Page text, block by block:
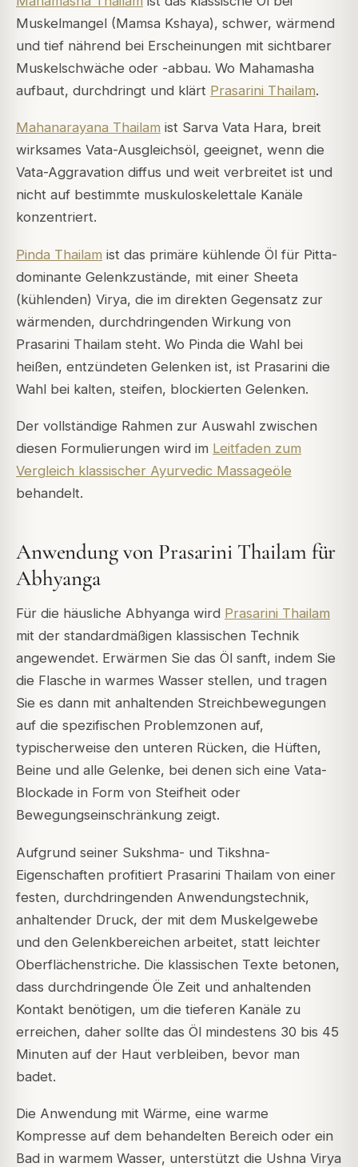
Muskelmangel (Mamsa Kshaya), schwer, wärmend
und tief nährend bei Erscheinungen mit sichtbarer
Muskelschwäche oder -abbau. Wo Mahamasha
aufbaut, durchdringt und klärt Prasarini Thailam.
Mahanarayana Thailam ist Sarva Vata Hara, breit
wirksames Vata-Ausgleichsöl, geeignet, wenn die
Vata-Aggravation diffus und weit verbreitet ist und
nicht auf bestimmte muskuloskelettale Kanäle
konzentriert.
Pinda Thailam ist das primäre kühlende Öl für Pitta-
dominante Gelenkzustände, mit einer Sheeta
(kühlenden) Virya, die im direkten Gegensatz zur
wärmenden, durchdringenden Wirkung von
Prasarini Thailam steht. Wo Pinda die Wahl bei
heißen, entzündeten Gelenken ist, ist Prasarini die
Wahl bei kalten, steifen, blockierten Gelenken.
Der vollständige Rahmen zur Auswahl zwischen
diesen Formulierungen wird im Leitfaden zum
Vergleich klassischer Ayurvedic Massageöle
behandelt.
Anwendung von Prasarini Thailam für
Abhyanga
Für die häusliche Abhyanga wird Prasarini Thailam
mit der standardmäßigen klassischen Technik
angewendet. Erwärmen Sie das Öl sanft, indem Sie
die Flasche in warmes Wasser stellen, und tragen
Sie es dann mit anhaltenden Streichbewegungen
auf die spezifischen Problemzonen auf,
typischerweise den unteren Rücken, die Hüften,
Beine und alle Gelenke, bei denen sich eine Vata-
Blockade in Form von Steifheit oder
Bewegungseinschränkung zeigt.
Aufgrund seiner Sukshma- und Tikshna-
Eigenschaften profitiert Prasarini Thailam von einer
festen, durchdringenden Anwendungstechnik,
anhaltender Druck, der mit dem Muskelgewebe
und den Gelenkbereichen arbeitet, statt leichter
Oberflächenstriche. Die klassischen Texte betonen,
dass durchdringende Öle Zeit und anhaltenden
Kontakt benötigen, um die tieferen Kanäle zu
erreichen, daher sollte das Öl mindestens 30 bis 45
Minuten auf der Haut verbleiben, bevor man
badet.
Die Anwendung mit Wärme, eine warme
Kompresse auf dem behandelten Bereich oder ein
Bad in warmem Wasser, unterstützt die Ushna Virya